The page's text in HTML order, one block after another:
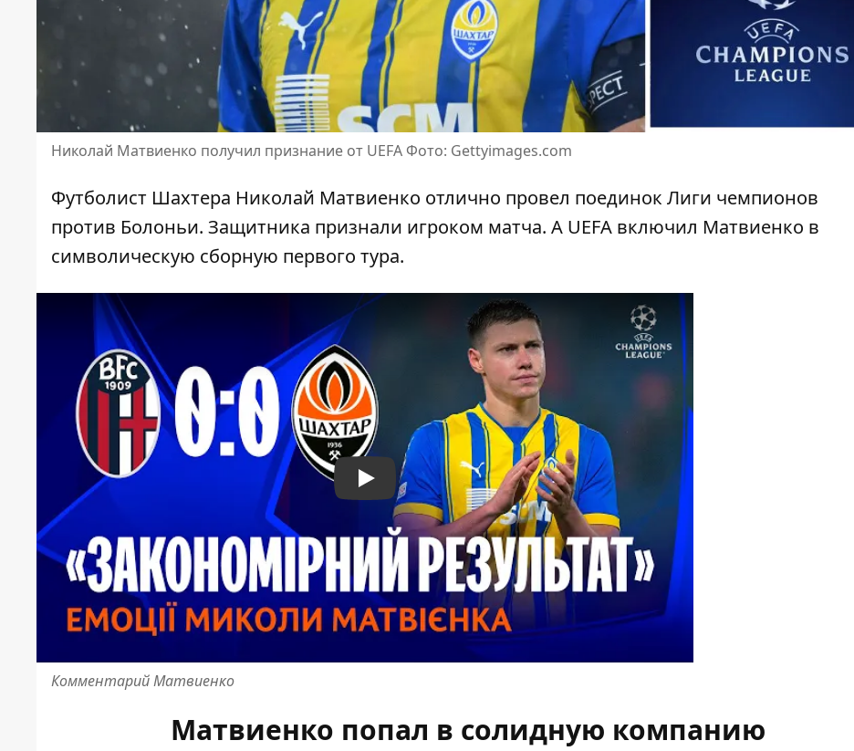
Николай Матвиенко получил признание от UEFA Фото: Gettyimages.com
Футболист Шахтера Николай Матвиенко отлично провел поединок Лиги чемпионов
против Болоньи. Защитника признали игроком матча. А UEFA включил Матвиенко в
символическую сборную первого тура.
Play
Комментарий Матвиенко
Матвиенко попал в солидную компанию